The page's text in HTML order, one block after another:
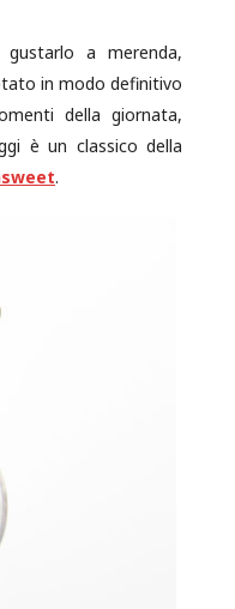
a merenda,
in modo definitivo
della giornata,
è un classico della
.